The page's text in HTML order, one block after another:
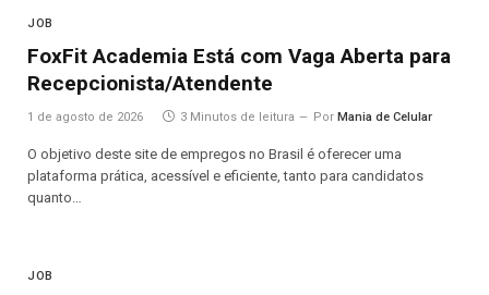
JOB
FoxFit Academia Está com Vaga Aberta para
Recepcionista/Atendente
1 de agosto de 2026 3 Minutos de leitura Por Mania de Celular
O objetivo deste site de empregos no Brasil é oferecer uma
plataforma prática, acessível e eficiente, tanto para candidatos
quanto…
JOB